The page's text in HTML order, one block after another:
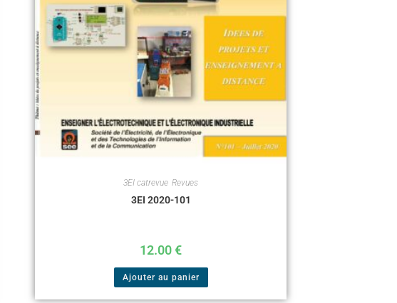
3EI catrevue Revues
3EI 2020-101
12.00€
Ajouter au panier